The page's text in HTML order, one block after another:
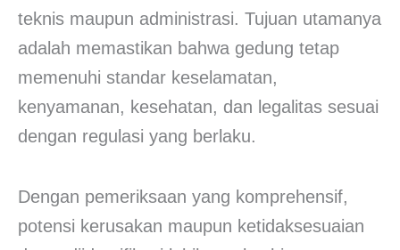
teknis maupun administrasi. Tujuan utamanya
adalah memastikan bahwa gedung tetap
memenuhi standar keselamatan,
kenyamanan, kesehatan, dan legalitas sesuai
dengan regulasi yang berlaku.
Dengan pemeriksaan yang komprehensif,
potensi kerusakan maupun ketidaksesuaian